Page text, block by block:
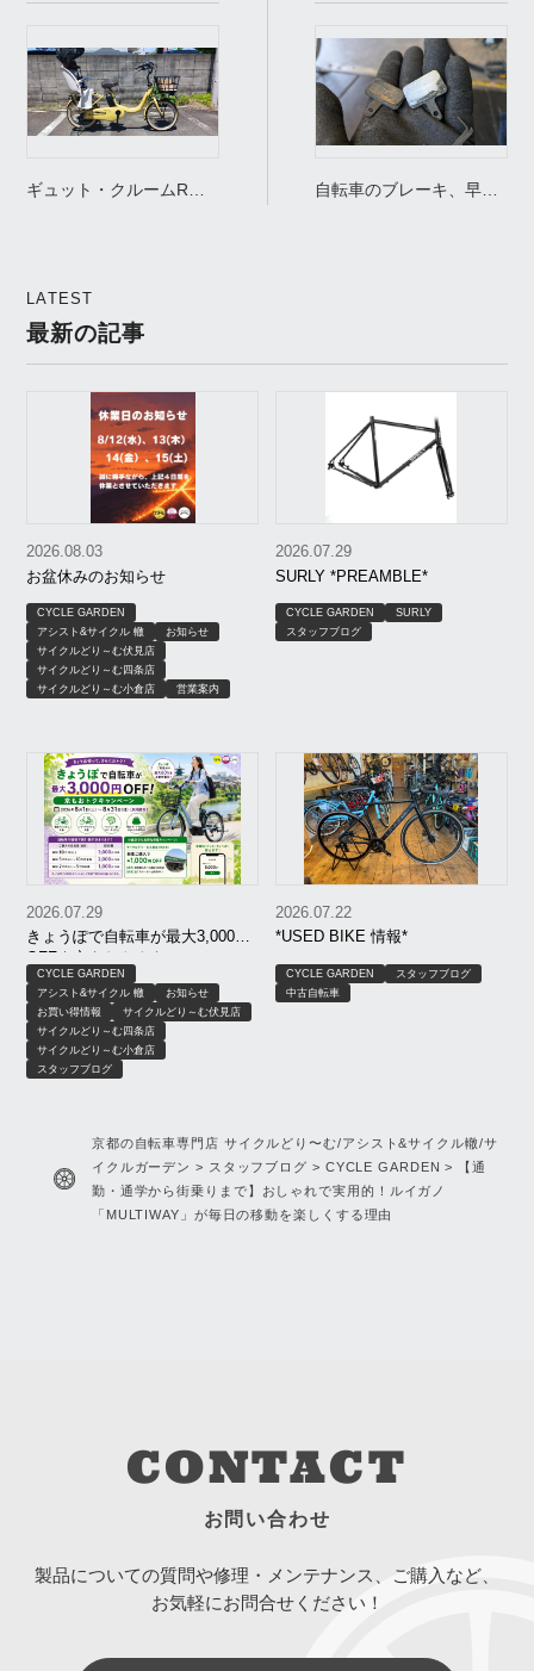
ギュット・クルームR・
自転車のブレーキ、早い
LATEST
最新の記事
お盆休みのお知らせ
2026.08.03
CYCLE GARDEN
アシスト&サイクル 轍
お知らせ
サイクルどり～む伏見店
サイクルどり～む四条店
サイクルどり～む小倉店
営業案内
SURLY *PREAMBLE*
2026.07.29
CYCLE GARDEN
SURLY
スタッフブログ
きょうぽで自転車が最大3,000円
OFF｜京もおトクキャンペーン
【8月限定】｜京都 サイクルどり
～む、アシスト＆サイクル轍、
サイクルガーデン
2026.07.29
CYCLE GARDEN
アシスト&サイクル 轍
お知らせ
お買い得情報
サイクルどり～む伏見店
サイクルどり～む四条店
サイクルどり～む小倉店
スタッフブログ
*USED BIKE 情報*
2026.07.22
CYCLE GARDEN
スタッフブログ
中古自転車
京都の自転車専門店 サイクルどり〜む/アシスト&サイクル轍/サ
イクルガーデン > スタッフブログ > CYCLE GARDEN >
【通
勤・通学から街乗りまで】おしゃれで実用的！ルイガノ
「MULTIWAY」が毎日の移動を楽しくする理由
CONTACT
お問い合わせ
製品についての質問や修理・メンテナンス、ご購入など、
お気軽にお問合せください！